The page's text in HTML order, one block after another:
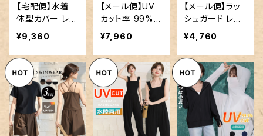
【宅配便】水着
体型カバー レデ
ィース ペプラム
キャミソール ラ
ッシュガード 3
点セット／hys3
397
¥9,360
【メール便】UV
カット率 99%以
上 水着 体型カ
バー レディース
ラッシュガード
長袖 タンキニ 4
点セット／hys3
390
¥7,960
【メール便】ラッ
シュガード レデ
ィース 半袖 リ
ボン ギャザー シ
ャツ 水陸両用
洋服見え／rash
guard081
¥4,760